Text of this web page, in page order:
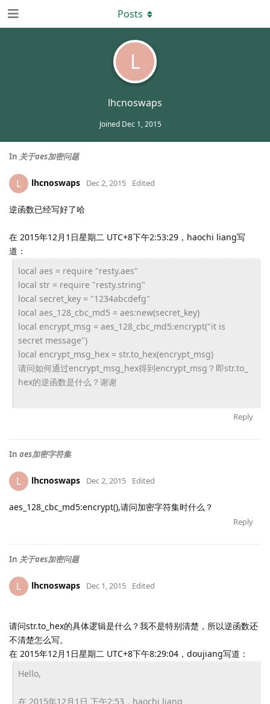
L
lhcnoswaps
Joined Dec 1, 2015
Posts
In 关于aes加密问题
L lhcnoswaps Dec 2, 2015 Edited
逆函数已经写好了哈
在 2015年12月1日星期二 UTC+8下午2:53:29，haochi liang写
道：
local aes = require "resty.aes"
local str = require "resty.string"
local secret_key = "1234abcdefg"
local aes_128_cbc_md5 = aes:new(secret_key)
local encrypt_msg = aes_128_cbc_md5:encrypt("it is
secret message")
local encrypt_msg_hex = str.to_hex(encrypt_msg)
请问如何通过encrypt_msg_ hex得到encrypt_msg？即str.to_
hex的逆函数是什么？谢谢
Reply
In aes加密字符集
L lhcnoswaps Dec 2, 2015 Edited
aes_128_cbc_md5:encrypt(),请问加密字符集时什么？
Reply
In 关于aes加密问题
L lhcnoswaps Dec 1, 2015 Edited
请问str.to_ hex的具体逻辑是什么？我不是特别清楚，所以逆函数还
不清楚怎么写。
在 2015年12月1日星期二 UTC+8下午8:29:04，doujiang写道：
Hello,
在 2015年12月1日 下午2:53，haochi liang